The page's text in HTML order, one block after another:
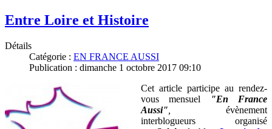
Entre Loire et Histoire
Détails
Catégorie : EN FRANCE AUSSI
Publication : dimanche 1 octobre 2017 09:10
Cet article participe au rendez-
vous mensuel
"En France
Aussi"
évènement
interblogueurs organisé